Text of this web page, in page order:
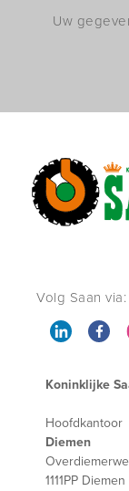
Uw
Volg Saan via:
Koninklijke
Hoofdkantoor
Diemen
1111PP Diemen